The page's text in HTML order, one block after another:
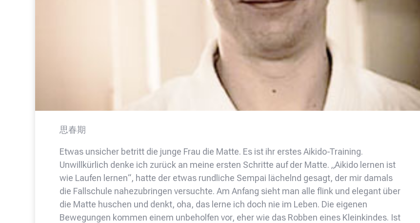
思春期
Etwas unsicher betritt die junge Frau die Matte. Es ist ihr erstes Aikido-Training.
Unwillkürlich denke ich zurück an meine ersten Schritte auf der Matte. „Aikido lernen ist
wie Laufen lernen“, hatte der etwas rundliche Sempai lächelnd gesagt, der mir damals
die Fallschule nahezubringen versuchte. Am Anfang sieht man alle flink und elegant über
die Matte huschen und denkt, oha, das lerne ich doch nie im Leben. Die eigenen
Bewegungen kommen einem unbeholfen vor, eher wie das Robben eines Kleinkindes. Ist